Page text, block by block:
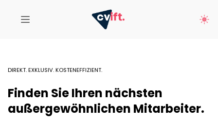
DIREKT. EXKLUSIV. KOSTENEFFIZIENT.
Finden Sie Ihren nächsten
außergewöhnlichen Mitarbeiter.